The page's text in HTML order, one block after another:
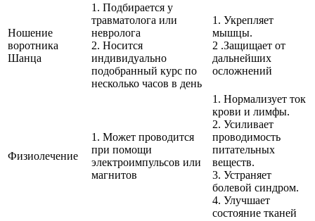
Ношение
воротника
Шанца
1. Подбирается у
травматолога или
невролога
2. Носится
индивидуально
подобранный курс по
несколько часов в день
1. Укрепляет
мышцы.
2 .Защищает от
дальнейших
осложнений
Физиолечение
1. Может проводится
при помощи
электроимпульсов или
магнитов
1. Нормализует ток
крови и лимфы.
2. Усиливает
проводимость
питательных
веществ.
3. Устраняет
болевой синдром.
4. Улучшает
состояние тканей